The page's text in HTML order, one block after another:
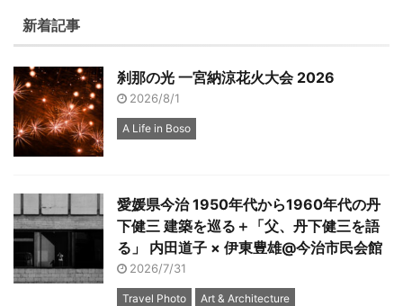
新着記事
刹那の光 一宮納涼花火大会 2026
2026/8/1
A Life in Boso
愛媛県今治 1950年代から1960年代の丹
下健三 建築を巡る＋「父、丹下健三を語
る」 内田道子 × 伊東豊雄@今治市民会館
2026/7/31
Travel Photo Art & Architecture